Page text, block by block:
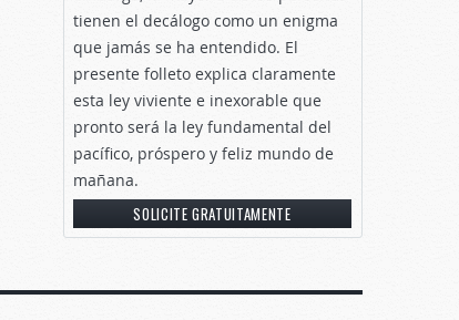
tienen el decálogo como un enigma
que jamás se ha entendido. El
presente folleto explica claramente
esta ley viviente e inexorable que
pronto será la ley fundamental del
pacífico, próspero y feliz mundo de
mañana.
SOLICITE GRATUITAMENTE